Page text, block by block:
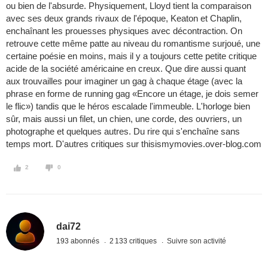
ou bien de l'absurde. Physiquement, Lloyd tient la comparaison
avec ses deux grands rivaux de l'époque, Keaton et Chaplin,
enchaînant les prouesses physiques avec décontraction. On
retrouve cette même patte au niveau du romantisme surjoué, une
certaine poésie en moins, mais il y a toujours cette petite critique
acide de la société américaine en creux. Que dire aussi quant
aux trouvailles pour imaginer un gag à chaque étage (avec la
phrase en forme de running gag «Encore un étage, je dois semer
le flic») tandis que le héros escalade l'immeuble. L'horloge bien
sûr, mais aussi un filet, un chien, une corde, des ouvriers, un
photographe et quelques autres. Du rire qui s'enchaîne sans
temps mort. D'autres critiques sur thisismymovies.over-blog.com
2 0
dai72
193 abonnés 2 133 critiques Suivre son activité